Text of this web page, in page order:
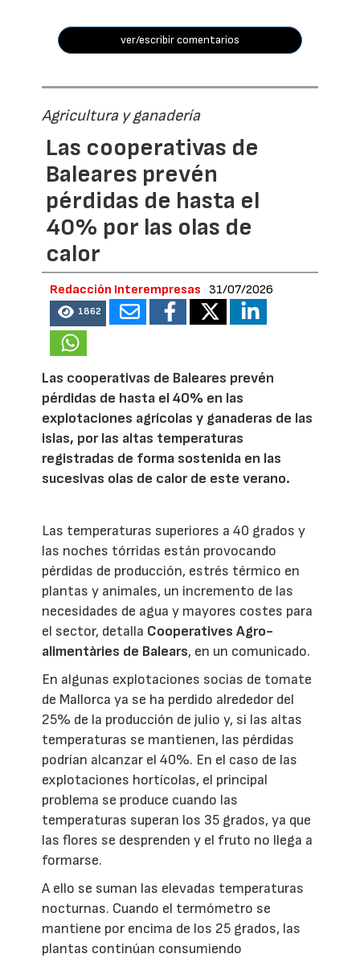
ver/escribir comentarios
Agricultura y ganadería
Las cooperativas de
Baleares prevén
pérdidas de hasta el
40% por las olas de
calor
Redacción Interempresas 31/07/2026
1862
Las cooperativas de Baleares prevén
pérdidas de hasta el 40% en las
explotaciones agrícolas y ganaderas de las
islas, por las altas temperaturas
registradas de forma sostenida en las
sucesivas olas de calor de este verano.
Las temperaturas superiores a 40 grados y
las noches tórridas están provocando
pérdidas de producción, estrés térmico en
plantas y animales, un incremento de las
necesidades de agua y mayores costes para
el sector, detalla Cooperatives Agro-
alimentàries de Balears, en un comunicado.
En algunas explotaciones socias de tomate
de Mallorca ya se ha perdido alrededor del
25% de la producción de julio y, si las altas
temperaturas se mantienen, las pérdidas
podrían alcanzar el 40%. En el caso de las
explotaciones hortícolas, el principal
problema se produce cuando las
temperaturas superan los 35 grados, ya que
las flores se desprenden y el fruto no llega a
formarse.
A ello se suman las elevadas temperaturas
nocturnas. Cuando el termómetro se
mantiene por encima de los 25 grados, las
plantas continúan consumiendo